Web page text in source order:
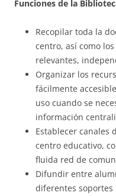
Funciones de la
Recopilar toda la
centro, así como
relevantes,
Organizar los
fácilmente
uso cuando se
información
Establecer canales
centro educativo,
fluida red de
Difundir entre
diferentes soportes